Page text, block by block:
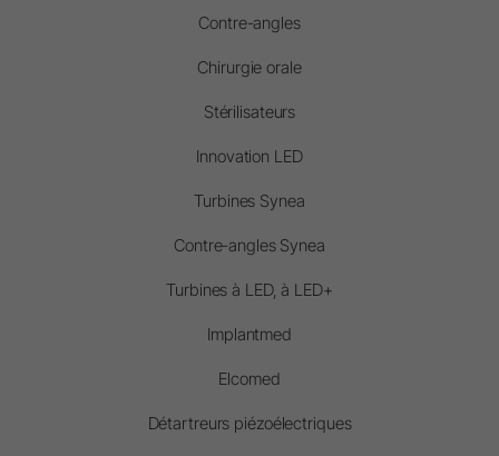
Contre-angles
Chirurgie orale
Stérilisateurs
Innovation LED
Turbines Synea
Contre-angles Synea
Turbines à LED, à LED+
Implantmed
Elcomed
Détartreurs piézoélectriques